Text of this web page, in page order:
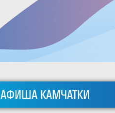
АФИША КАМЧАТКИ